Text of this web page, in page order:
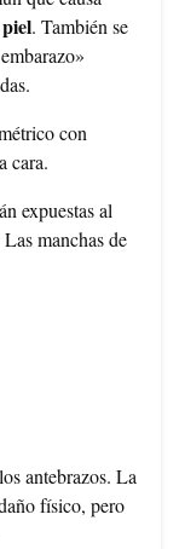
. También se
con
cara.
expuestas al
manchas de
antebrazos. La
físico, pero